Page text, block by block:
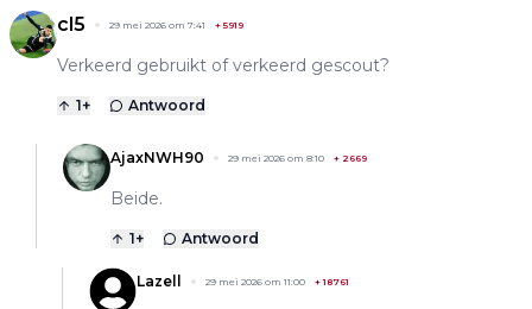
cl5 29 mei 2026 om 7:41 + 5919
Verkeerd gebruikt of verkeerd gescout?
1+ Antwoord
AjaxNWH90 29 mei 2026 om 8:10 + 2669
Beide.
1+ Antwoord
Lazell 29 mei 2026 om 11:00 +18761